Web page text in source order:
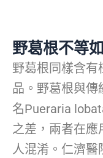
野葛根不等
野葛根同樣含有
品。野葛根與傳
名Pueraria
之差，兩者在應
人混淆。仁濟醫